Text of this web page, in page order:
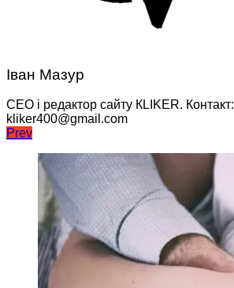
Іван Мазур
CEO і редактор сайту КLIKER. Контакт:
kliker400@gmail.com
Навігація
записів
Prev